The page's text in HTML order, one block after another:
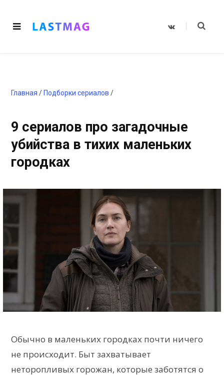
V
Главная / Подборки сериалов /
9 сериалов про загадочные
убийства в тихих маленьких
городках
Обычно в маленьких городках почти ничего
не происходит. Быт захватывает
неторопливых горожан, которые заботятся о